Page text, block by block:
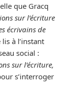
que Gracq
sur l’écriture
écrivains de
à l’instant
social :
sur l’écriture,
s’interroger